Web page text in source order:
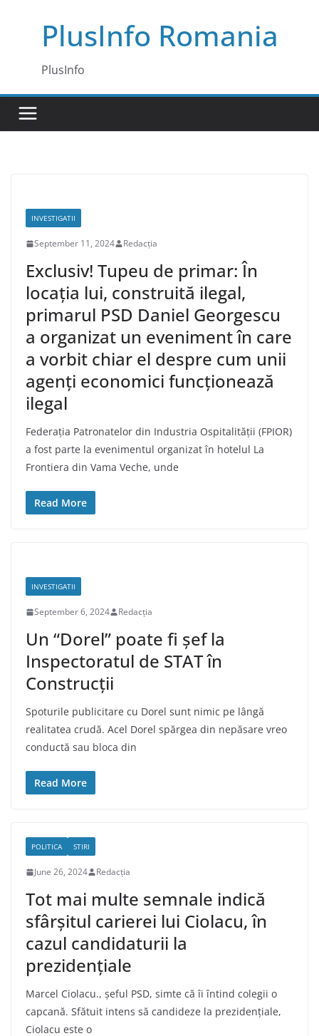
PlusInfo Romania
PlusInfo
INVESTIGATII
September 11, 2024 Redacția
Exclusiv! Tupeu de primar: În
locația lui, construită ilegal,
primarul PSD Daniel Georgescu
a organizat un eveniment în care
a vorbit chiar el despre cum unii
agenți economici funcționează
ilegal
Federația Patronatelor din Industria Ospitalității (FPIOR)
a fost parte la evenimentul organizat în hotelul La
Frontiera din Vama Veche, unde
Read More
INVESTIGATII
September 6, 2024 Redacția
Un “Dorel” poate fi șef la
Inspectoratul de STAT în
Construcții
Spoturile publicitare cu Dorel sunt nimic pe lângă
realitatea crudă. Acel Dorel spărgea din nepăsare vreo
conductă sau bloca din
Read More
POLITICA STIRI
June 26, 2024 Redacția
Tot mai multe semnale indică
sfârșitul carierei lui Ciolacu, în
cazul candidaturii la
prezidențiale
Marcel Ciolacu., șeful PSD, simte că îi întind colegii o
capcană. Sfătuit intens să candideze la prezidențiale,
Ciolacu este o